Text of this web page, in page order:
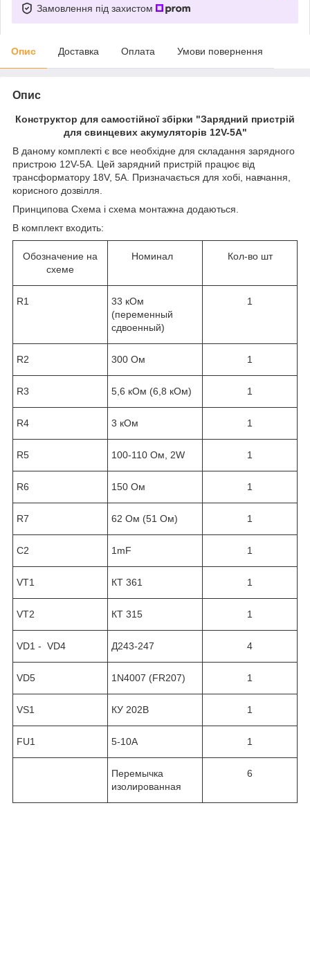
Замовлення під захистом
Опис Доставка Оплата Умови повернення
Опис
Конструктор для самостійної збірки "Зарядний пристрій
для свинцевих акумуляторів 12V-5A"
В даному комплекті є все необхідне для складання зарядного
пристрою 12V-5A. Цей зарядний пристрій працює від
трансформатору 18V, 5А. Призначається для хобі, навчання,
корисного дозвілля.
Принципова Схема і схема монтажна додаються.
В комплект входить:
Обозначение на
схеме
Номинал Кол-во шт
R1
33 кОм
(переменный
сдвоенный)
1
R2 300 Ом 1
R3 5,6 кОм (6,8 кОм) 1
R4 3 кОм 1
R5 100-110 Ом, 2W 1
R6 150 Ом 1
R7 62 Ом (51 Ом) 1
C2 1mF 1
VT1 КТ 361 1
VT2 КТ 315 1
VD1 - VD4 Д243-247 4
VD5 1N4007 (FR207) 1
VS1 КУ 202В 1
FU1 5-10A 1
Перемычка
изолированная
6